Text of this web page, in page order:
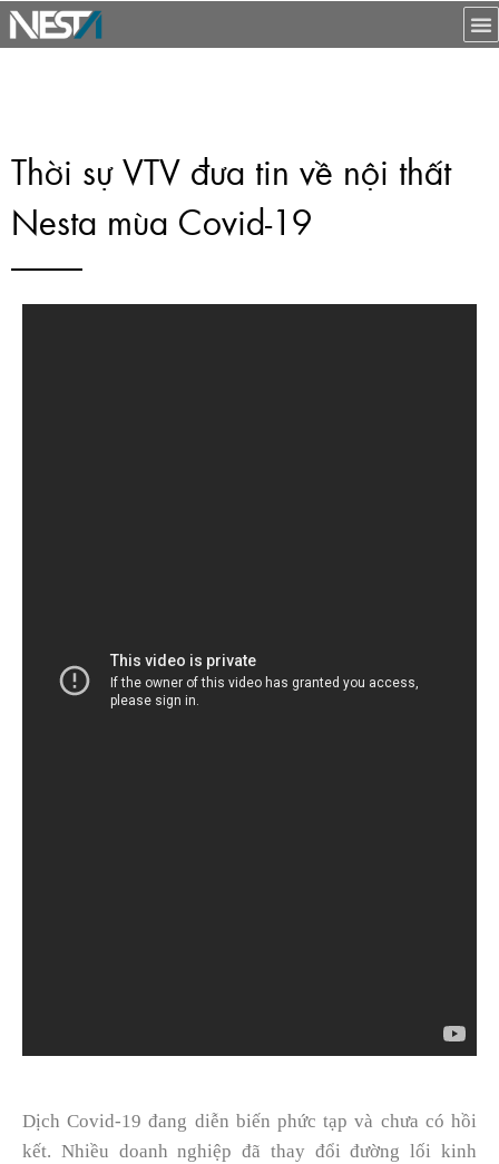
Thời sự VTV đưa tin về nội thất
Nesta mùa Covid-19
Dịch Covid-19 đang diễn biến phức tạp và chưa có hồi
kết. Nhiều doanh nghiệp đã thay đổi đường lối kinh